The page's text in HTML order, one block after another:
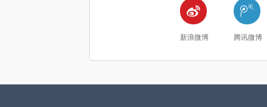

新浪微博

腾讯微博